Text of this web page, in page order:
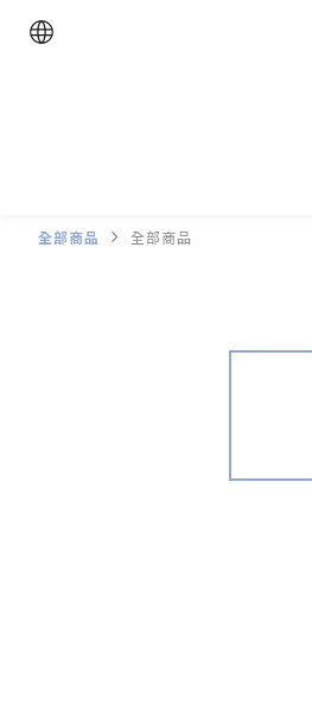
全部商品 全部商品